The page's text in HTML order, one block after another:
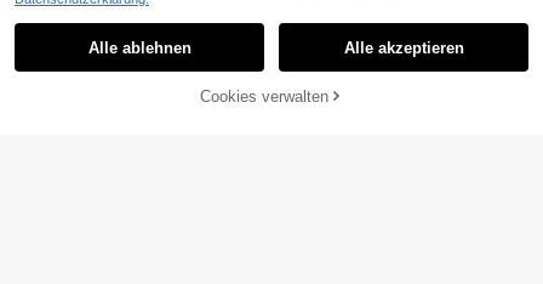
Sorry, dieses Produkt ist ausverkauft.
AUSVERKAUFT
Alle ablehnen Alle akzeptieren
Cookies verwalten